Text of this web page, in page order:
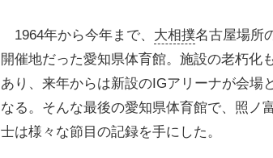
1964年から今年まで、 大相撲名古屋場所
開催地だった愛知県体育館。施設の老朽化
あり、来年からは新設のIGアリーナが会場
なる。そんな最後の愛知県体育館で、照ノ
士は様々な節目の記録を手にした。